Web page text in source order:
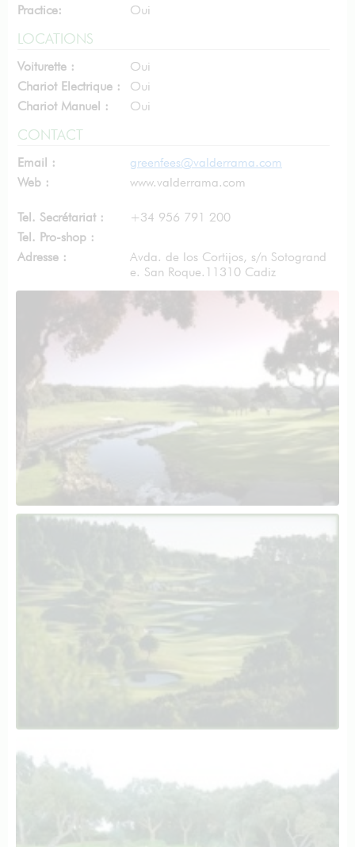
Practice:
Oui
LOCATIONS
Voiturette :
Oui
Chariot Electrique :
Oui
Chariot Manuel :
Oui
CONTACT
Email :
greenfees@valderrama.com
Web :
www.valderrama.com
Tel. Secrétariat :
+34 956 791 200
Tel. Pro-shop :
Adresse :
Avda. de los Cortijos, s/n Sotogrand
e. San Roque.11310 Cadiz